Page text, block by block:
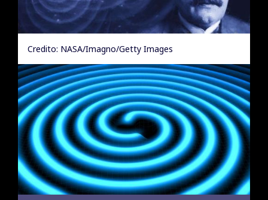
Credito: NASA/Imagno/Getty Images